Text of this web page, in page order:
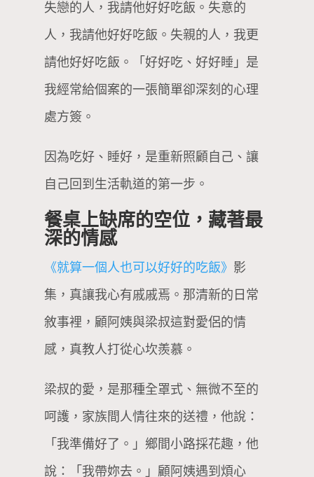
失戀的人，我請他好好吃飯。失意的
人，我請他好好吃飯。失親的人，我更
請他好好吃飯。「好好吃、好好睡」是
我經常給個案的一張簡單卻深刻的心理
處方簽。
因為吃好、睡好，是重新照顧自己、讓
自己回到生活軌道的第一步。
餐桌上缺席的空位，藏著最
深的情感
《就算一個人也可以好好的吃飯》 影
集，真讓我心有戚戚焉。那清新的日常
敘事裡，顧阿姨與梁叔這對愛侶的情
感，真教人打從心坎羨慕。
梁叔的愛，是那種全罩式、無微不至的
呵護，家族間人情往來的送禮，他說：
「我準備好了。」鄉間小路採花趣，他
說：「我帶妳去。」顧阿姨遇到煩心